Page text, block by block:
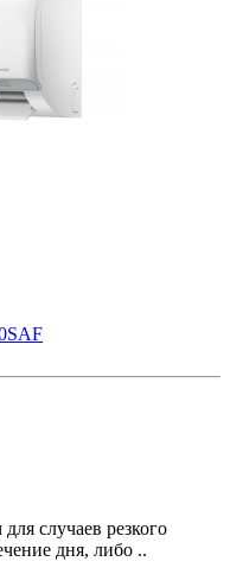
случаев резкого
дня, либо ..